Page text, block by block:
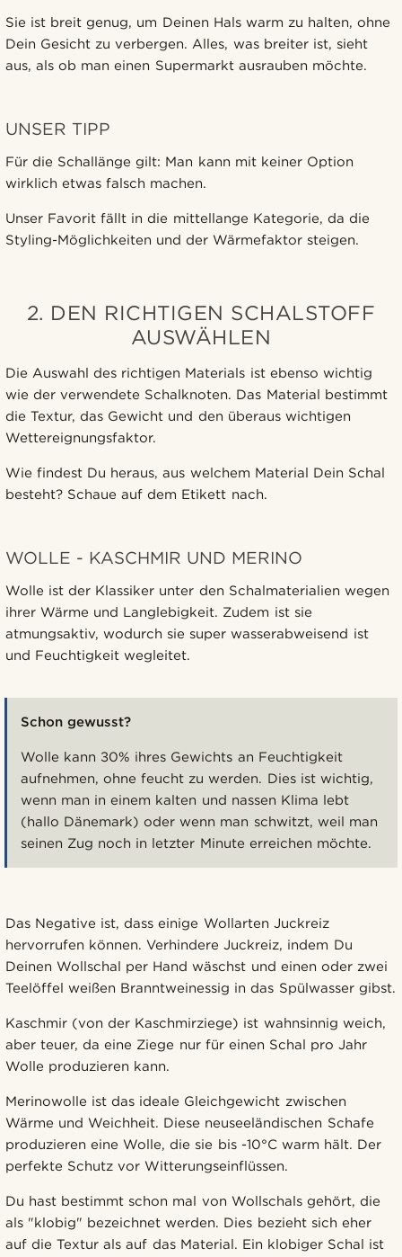
Sie ist breit genug, um Deinen Hals warm zu halten, ohne
Dein Gesicht zu verbergen. Alles, was breiter ist, sieht
aus, als ob man einen Supermarkt ausrauben möchte.
UNSER TIPP
Für die Schallänge gilt: Man kann mit keiner Option
wirklich etwas falsch machen.
Unser Favorit fällt in die mittellange Kategorie, da die
Styling-Möglichkeiten und der Wärmefaktor steigen.
2. DEN RICHTIGEN SCHALSTOFF
AUSWÄHLEN
Die Auswahl des richtigen Materials ist ebenso wichtig
wie der verwendete Schalknoten. Das Material bestimmt
die Textur, das Gewicht und den überaus wichtigen
Wettereignungsfaktor.
Wie findest Du heraus, aus welchem Material Dein Schal
besteht? Schaue auf dem Etikett nach.
WOLLE - KASCHMIR UND MERINO
Wolle ist der Klassiker unter den Schalmaterialien wegen
ihrer Wärme und Langlebigkeit. Zudem ist sie
atmungsaktiv, wodurch sie super wasserabweisend ist
und Feuchtigkeit wegleitet.
Schon gewusst?
Wolle kann 30% ihres Gewichts an Feuchtigkeit
aufnehmen, ohne feucht zu werden. Dies ist wichtig,
wenn man in einem kalten und nassen Klima lebt
(hallo Dänemark) oder wenn man schwitzt, weil man
seinen Zug noch in letzter Minute erreichen möchte.
Das Negative ist, dass einige Wollarten Juckreiz
hervorrufen können. Verhindere Juckreiz, indem Du
Deinen Wollschal per Hand wäschst und einen oder zwei
Teelöffel weißen Branntweinessig in das Spülwasser gibst.
Kaschmir (von der Kaschmirziege) ist wahnsinnig weich,
aber teuer, da eine Ziege nur für einen Schal pro Jahr
Wolle produzieren kann.
Merinowolle ist das ideale Gleichgewicht zwischen
Wärme und Weichheit. Diese neuseeländischen Schafe
produzieren eine Wolle, die sie bis -10°C warm hält. Der
perfekte Schutz vor Witterungseinflüssen.
Du hast bestimmt schon mal von Wollschals gehört, die
als "klobig" bezeichnet werden. Dies bezieht sich eher
auf die Textur als auf das Material. Ein klobiger Schal ist